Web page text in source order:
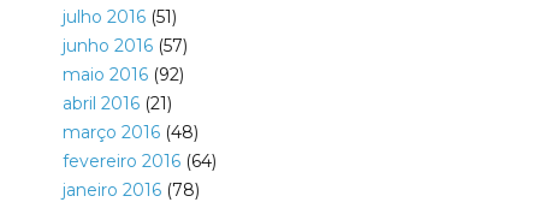
julho 2016(51)
junho 2016(57)
maio 2016(92)
abril 2016(21)
março 2016(48)
fevereiro 2016(64)
janeiro 2016(78)